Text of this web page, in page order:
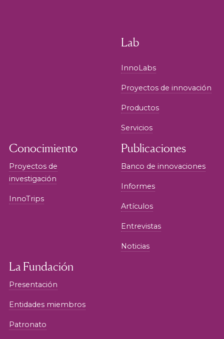
Lab
InnoLabs
Proyectos de innovación
Productos
Servicios
Conocimiento
Proyectos de
investigación
InnoTrips
Publicaciones
Banco de innovaciones
Informes
Artículos
Entrevistas
Noticias
La Fundación
Presentación
Entidades miembros
Patronato